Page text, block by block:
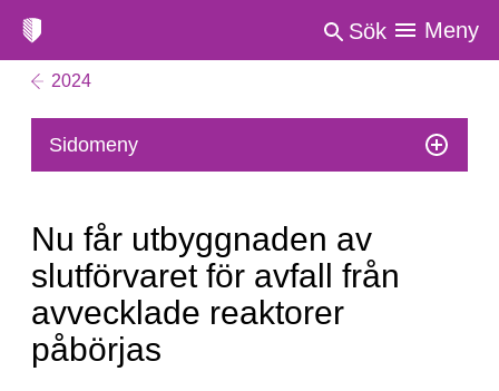
Sök Meny
2024
Sidomeny
Nu får utbyggnaden av
slutförvaret för avfall från
avvecklade reaktorer
påbörjas